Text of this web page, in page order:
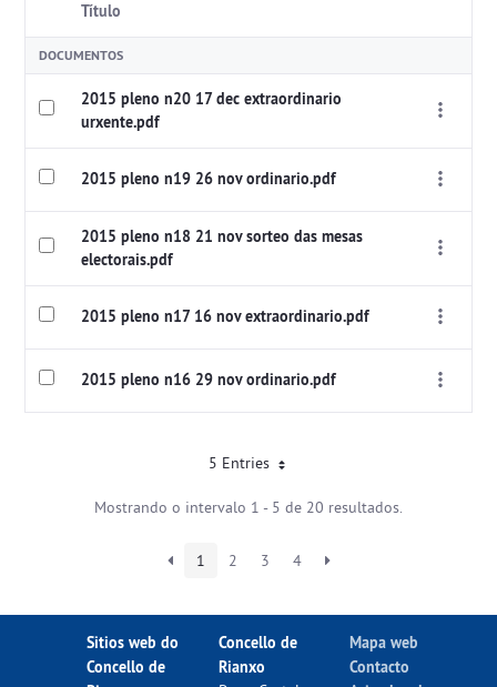
Título
DOCUMENTOS
2015 pleno n20 17 dec extraordinario
urxente.pdf
2015 pleno n19 26 nov ordinario.pdf
2015 pleno n18 21 nov sorteo das mesas
electorais.pdf
2015 pleno n17 16 nov extraordinario.pdf
2015 pleno n16 29 nov ordinario.pdf
5 Entries
Mostrando o intervalo 1 - 5 de 20 resultados.
1 2 3 4
Sitios web do
Concello de
Concello de
Rianxo
Mapa web
Contacto